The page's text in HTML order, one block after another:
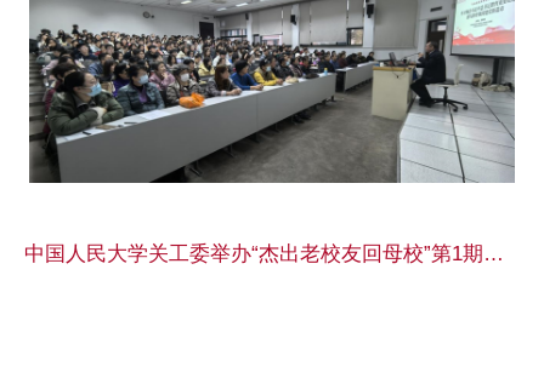
中国人民大学关工委举办“杰出老校友回母校”第1期活动 邓传淮校友作专题讲座